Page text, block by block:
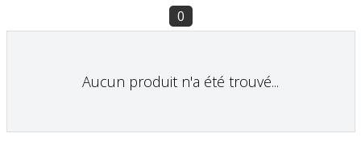
0
Aucun produit n'a été trouvé...